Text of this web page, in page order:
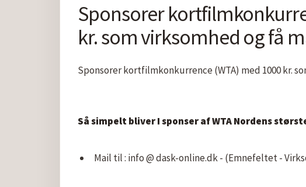
Sponsorer
kr. som virksomhed og få
Sponsorer kortfilmkonkurrence (WTA) med 1000 kr.
Så simpelt bliver I sponser af WTA Nordens
Mail til : info @ dask-online.dk - (Emnefeltet -